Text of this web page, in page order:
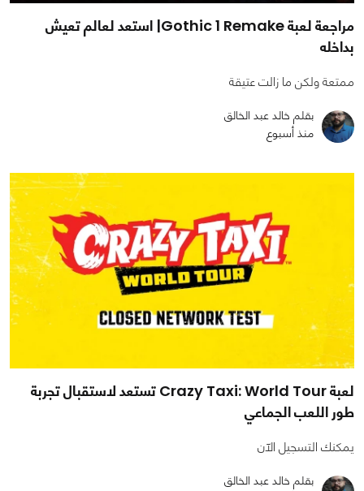
مراجعة لعبة Gothic 1 Remake| استعد لعالم تعيش
بداخله
ممتعة ولكن ما زالت عتيقة
بقلم خالد عبد الخالق
منذ أسبوع
لعبة Crazy Taxi: World Tour تستعد لاستقبال تجربة
طور اللعب الجماعي
يمكنك التسجيل الآن
بقلم خالد عبد الخالق